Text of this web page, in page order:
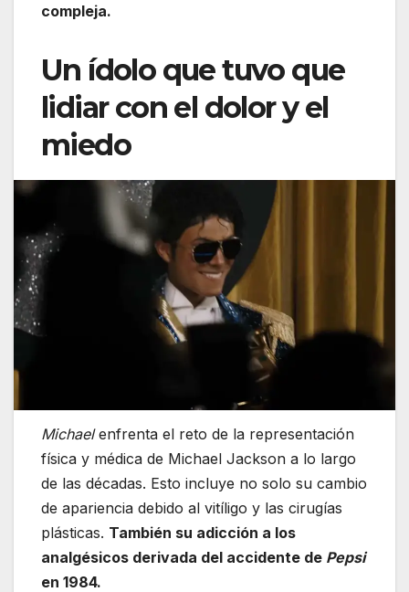
compleja.
Un ídolo que tuvo que
lidiar con el dolor y el
miedo
Michaelenfrenta el reto de la representación
física y médica de Michael Jackson a lo largo
de las décadas. Esto incluye no solo su cambio
de apariencia debido al vitíligo y las cirugías
plásticas. También su adicción a los
analgésicos derivada del accidente de Pepsi
en 1984.